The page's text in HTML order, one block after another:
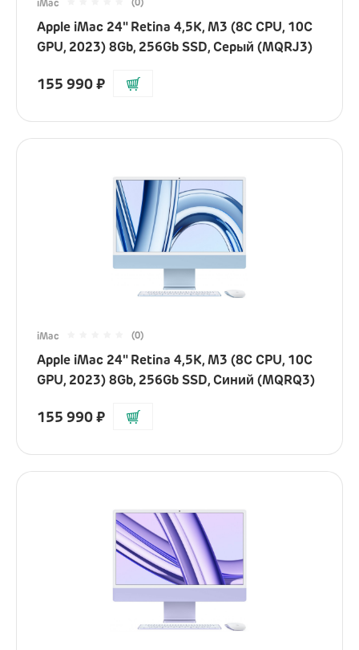
iMac
Apple iMac 24" Retina 4,5K, M3 (8C CPU, 10C
GPU, 2023) 8Gb, 256Gb SSD, Серый (MQRJ3)
155 990₽
iMac (0)
Apple iMac 24" Retina 4,5K, M3 (8C CPU, 10C
GPU, 2023) 8Gb, 256Gb SSD, Синий (MQRQ3)
155 990₽